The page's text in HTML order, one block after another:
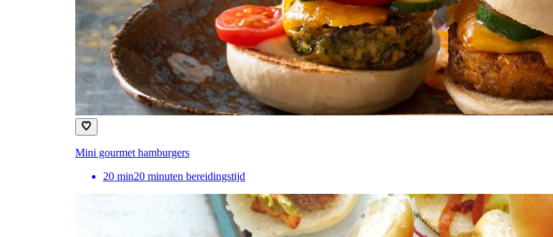
Mini gourmet hamburgers
20 min20 minuten bereidingstijd